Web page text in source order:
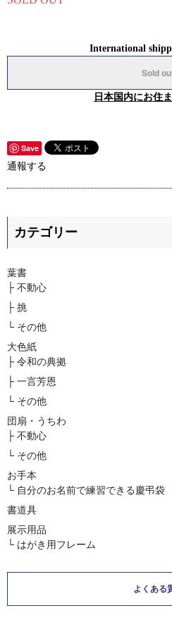
International
Sold
日本国内にお住
Save
通報する
カテゴリー
葉書
├ 不動心
├ 挑
└ その他
大色紙
├ 令和の典拠
├ 一言芳恩
└ その他
団扇・うちわ
├ 不動心
└ その他
お手本
└ 自分のお名前で練習できる慶弔袋
書道具
展示用品
└ はがき用フレーム
よくある